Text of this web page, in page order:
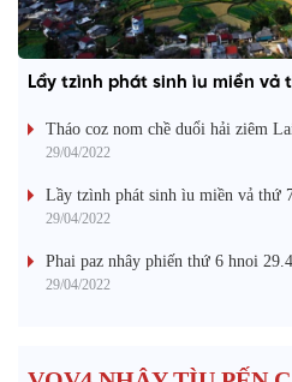
Lầy tzình phát sinh ìu miền vả
Tháo coz nom chề duổi hải ziêm
29/04/2022
Lầy tzình phát sinh ìu miền vả thứ
29/04/2022
Phai paz nhây phiến thứ 6 hnoi
29/04/2022